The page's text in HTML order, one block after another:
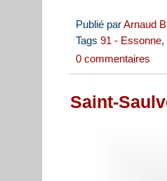
Publié parArnaud
Tags 91 - Essonne,
0 commentaires
Saint-